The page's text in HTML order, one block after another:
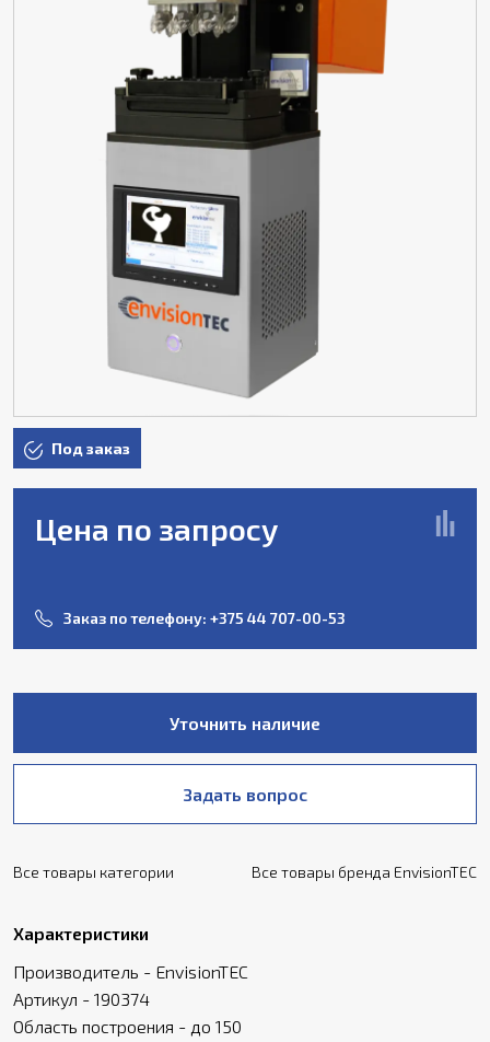
Под заказ
Цена по запросу
Заказ по телефону: +375 44 707-00-53
Уточнить наличие
Задать вопрос
Все товары категории Все товары бренда EnvisionTEC
Характеристики
Производитель - EnvisionTEC
Артикул - 190374
Область построения - до 150